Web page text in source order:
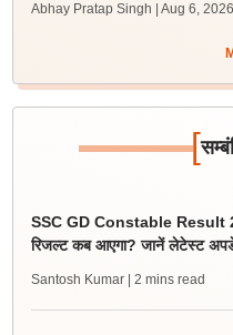
Abhay Pratap Singh | Aug 6, 2026
[
SSC GD Constable Result
रिजल्ट कब आएगा? जानें लेटेस्ट
Santosh Kumar | 2 mins read